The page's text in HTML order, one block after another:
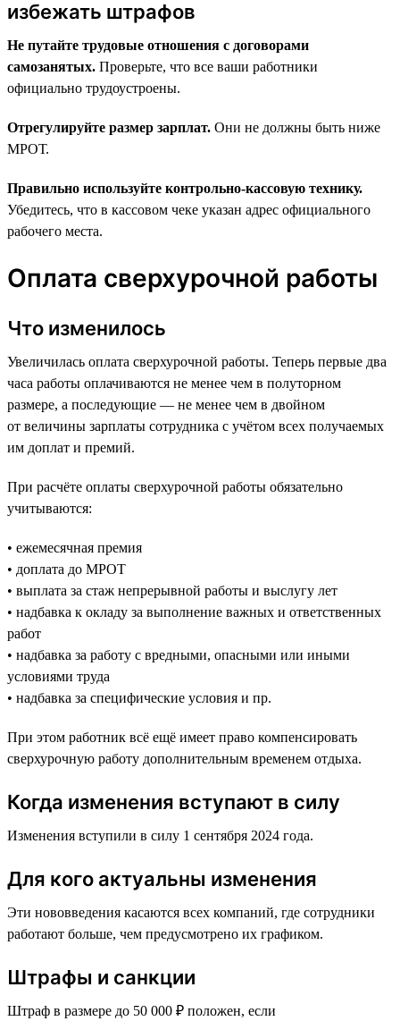
избежать штрафов
Не путайте трудовые отношения с договорами
самозанятых. Проверьте, что все ваши работники
официально трудоустроены.
Отрегулируйте размер зарплат. Они не должны быть ниже
МРОТ.
Правильно используйте контрольно-кассовую технику.
Убедитесь, что в кассовом чеке указан адрес официального
рабочего места.
Оплата сверхурочной работы
Что изменилось
Увеличилась оплата сверхурочной работы. Теперь первые два
часа работы оплачиваются не менее чем в полуторном
размере, а последующие — не менее чем в двойном
от величины зарплаты сотрудника с учётом всех получаемых
им доплат и премий.
При расчёте оплаты сверхурочной работы обязательно
учитываются:
• ежемесячная премия
• доплата до МРОТ
• выплата за стаж непрерывной работы и выслугу лет
• надбавка к окладу за выполнение важных и ответственных
работ
• надбавка за работу с вредными, опасными или иными
условиями труда
• надбавка за специфические условия и пр.
При этом работник всё ещё имеет право компенсировать
сверхурочную работу дополнительным временем отдыха.
Когда изменения вступают в силу
Изменения вступили в силу 1 сентября 2024 года.
Для кого актуальны изменения
Эти нововведения касаются всех компаний, где сотрудники
работают больше, чем предусмотрено их графиком.
Штрафы и санкции
Штраф в размере до 50 000 ₽ положен, если